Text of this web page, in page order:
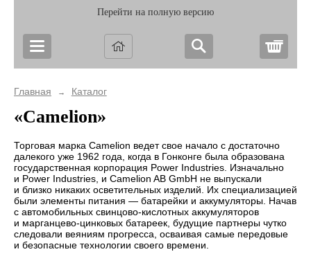
Перейти на полную версию
Главная → Каталог
«Camelion»
Торговая марка Camelion ведет свое начало с достаточно
далекого уже 1962 года, когда в Гонконге была образована
государственная корпорация Power Industries. Изначально
и Power Industries, и Camelion AB GmbH не выпускали
и близко никаких осветительных изделий. Их специализацией
были элементы питания — батарейки и аккумуляторы. Начав
с автомобильных свинцово-кислотных аккумуляторов
и марганцево-цинковых батареек, будущие партнеры чутко
следовали веяниям прогресса, осваивая самые передовые
и безопасные технологии своего времени.